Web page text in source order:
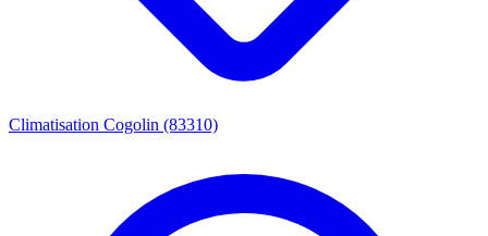
Climatisation Cogolin (83310)